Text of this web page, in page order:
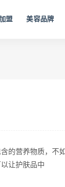
盟 美容品牌
的营养物质，不
让护肤品中